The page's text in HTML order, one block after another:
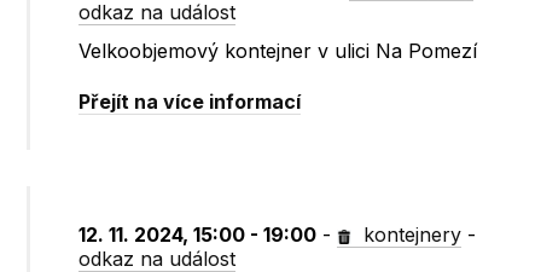
odkaz na událost
Velkoobjemový kontejner v ulici Na Pomezí
Přejít na více informací
12. 11. 2024, 15:00 - 19:00 - kontejnery -
odkaz na událost